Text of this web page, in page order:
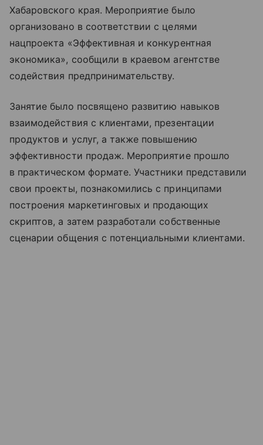
Хабаровского края. Мероприятие было
организовано в соответствии с целями
нацпроекта «Эффективная и конкурентная
экономика», сообщили в краевом агентстве
содействия предпринимательству.
Занятие было посвящено развитию навыков
взаимодействия с клиентами, презентации
продуктов и услуг, а также повышению
эффективности продаж. Мероприятие прошло
в практическом формате. Участники представили
свои проекты, познакомились с принципами
построения маркетинговых и продающих
скриптов, а затем разработали собственные
сценарии общения с потенциальными клиентами.